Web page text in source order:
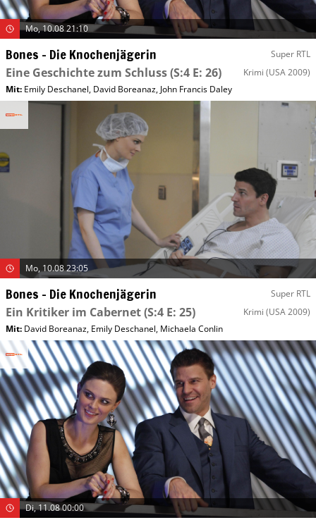
Mo, 10.08 21:10
Bones – Die Knochenjägerin Super RTL
Eine Geschichte zum Schluss(S:4 E: 26) Krimi (USA 2009)
Mit: Emily Deschanel, David Boreanaz, John Francis Daley
Mo, 10.08 23:05
Bones – Die Knochenjägerin Super RTL
Ein Kritiker im Cabernet(S:4 E: 25) Krimi (USA 2009)
Mit: David Boreanaz, Emily Deschanel, Michaela Conlin
Di, 11.08 00:00